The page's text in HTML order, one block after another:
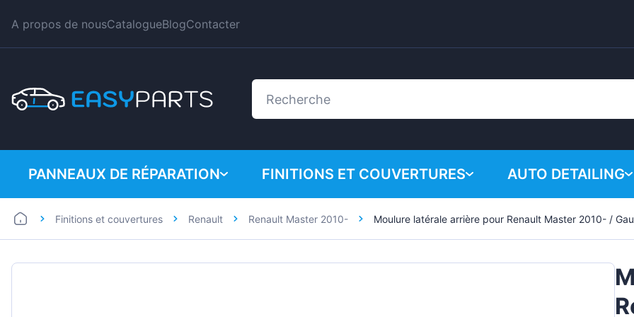
A propos de nousCatalogueBlogContacter
Votre
PANNEAUX DE RÉPARATION
Automobiles
FINITIONS ET COUVERTURES
BMW
AUTO DETAILING
Produits chimiques
Finitions et couvertures Renault Renault Master 2010- Moulure latérale arrière pour Renault Master 2010- /